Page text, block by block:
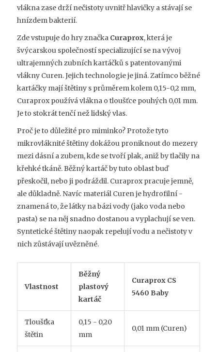
vlákna zase drží nečistoty uvnitř hlavičky a stávají se
hnízdem bakterií.
Zde vstupuje do hry značka Curaprox, která je
švýcarskou společností specializující se na vývoj
ultrajemných zubních kartáčků s patentovanými
vlákny Curen. Jejich technologie je jiná. Zatímco běžné
kartáčky mají štětiny s průměrem kolem 0,15-0,2 mm,
Curaprox používá vlákna o tloušťce pouhých 0,01 mm.
Je to stokrát tenčí než lidský vlas.
Proč je to důležité pro miminko? Protože tyto
mikrovláknité štětiny dokážou proniknout do mezery
mezi dásní a zubem, kde se tvoří plak, aniž by tlačily na
křehké tkáně. Běžný kartáč by tuto oblast buď
přeskočil, nebo ji podráždil. Curaprox pracuje jemně,
ale důkladně. Navíc materiál Curen je hydrofilní -
znamená to, že látky na bázi vody (jako voda nebo
pasta) se na něj snadno dostanou a vyplachují se ven.
Syntetické štětiny naopak repelují vodu a nečistoty v
nich zůstávají uvězněné.
Vlastnost
Běžný
plastový
kartáč
Curaprox CS
5460 Baby
Tloušťka
štětin
0,15 - 0,20
mm
0,01 mm (Curen)